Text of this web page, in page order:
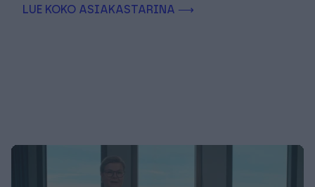
LUE KOKO ASIAKASTARINA ⟶